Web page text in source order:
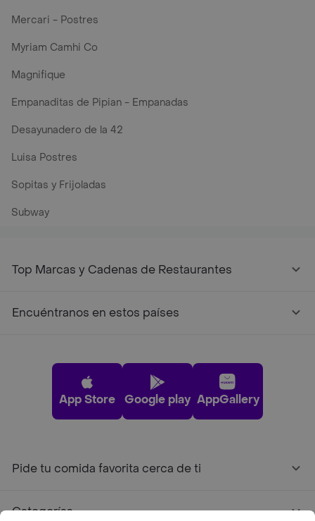
Mercari - Postres
Myriam Camhi Co
Magnifique
Empanaditas de Pipian - Empanadas
Desayunadero de la 42
Luisa Postres
Sopitas y Frijoladas
Subway
Top Marcas y Cadenas de Restaurantes
Encuéntranos en estos países
App Store Google play AppGallery
Pide tu comida favorita cerca de ti
Categorías